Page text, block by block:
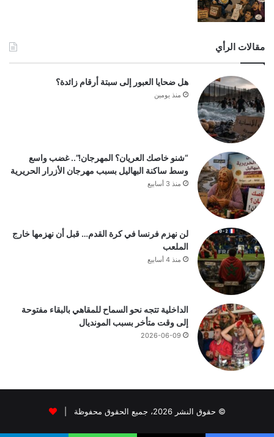
مقالات الرأي
هل ضحايا العبور إلى سبتة أرقام زائدة؟
منذ يومين
“شنو خاصك العريان؟ المهرجان!”.. غضب واسع
وسط ساكنة البهاليل بسبب مهرجان الأزرار الحريرية
منذ 3 أسابيع
لن نهزم فرنسا في كرة القدم… قبل أن نهزمها خارج
الملعب
منذ 4 أسابيع
الداخلية تتجه نحو السماح للمقاهي بالبقاء مفتوحة
إلى وقت متأخر بسبب المونديال
2026-06-09
© حقوق النشر 2026، جميع الحقوق محفوظة |